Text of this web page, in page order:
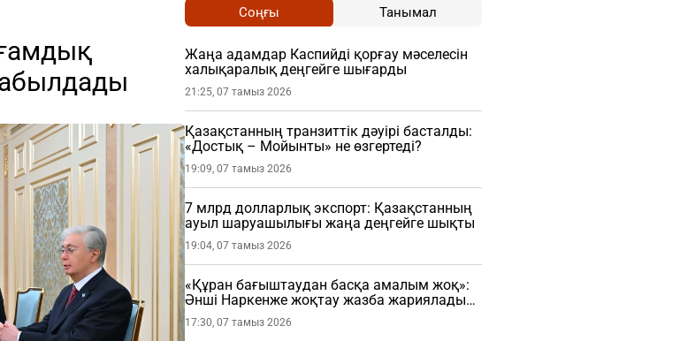
Соңғы Танымал
Жаңа адамдар Каспийді қорғау мәселесін
халықаралық деңгейге шығарды
21:25, 07 тамыз 2026
Қазақстанның транзиттік дәуірі басталды:
«Достық – Мойынты» не өзгертеді?
19:09, 07 тамыз 2026
7 млрд долларлық экспорт: Қазақстанның
ауыл шаруашылығы жаңа деңгейге шықты
19:04, 07 тамыз 2026
«Құран бағыштаудан басқа амалым жоқ»:
Әнші Наркенже жоқтау жазба жариялады
(ФОТО)
17:30, 07 тамыз 2026